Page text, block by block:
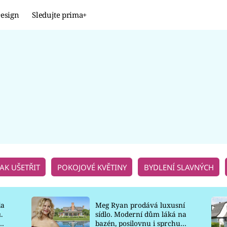
Sledujte prima+
UŠETŘIT POKOJOVÉ KVĚTINY BYDLENÍ SLAVNÝCH
Meg Ryan prodává luxusní
sídlo. Moderní dům láká na
bazén, posilovnu i sprchu